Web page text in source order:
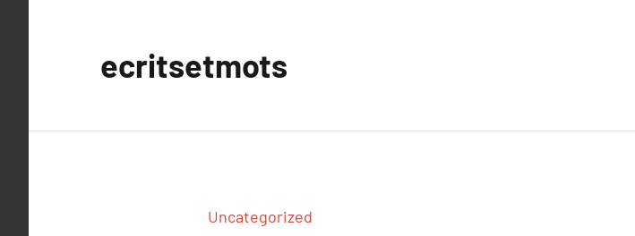
ecritsetmots
Uncategorized